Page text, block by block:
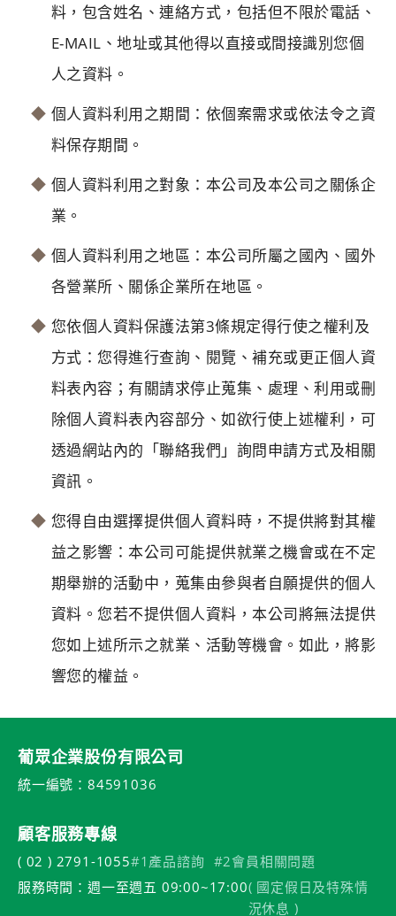
料，包含姓名、連絡方式，包括但不限於電話、
E-MAIL、地址或其他得以直接或間接識別您個
人之資料。
個人資料利用之期間：依個案需求或依法令之資
料保存期間。
個人資料利用之對象：本公司及本公司之關係企
業。
個人資料利用之地區：本公司所屬之國內、國外
各營業所、關係企業所在地區。
您依個人資料保護法第3條規定得行使之權利及
方式：您得進行查詢、閱覽、補充或更正個人資
料表內容；有關請求停止蒐集、處理、利用或刪
除個人資料表內容部分、如欲行使上述權利，可
透過網站內的「聯絡我們」詢問申請方式及相關
資訊。
您得自由選擇提供個人資料時，不提供將對其權
益之影響：本公司可能提供就業之機會或在不定
期舉辦的活動中，蒐集由參與者自願提供的個人
資料。您若不提供個人資料，本公司將無法提供
您如上述所示之就業、活動等機會。如此，將影
響您的權益。
葡眾企業股份有限公司
統一編號：84591036
顧客服務專線
( 02 ) 2791-1055#1產品諮詢 #2會員相關問題
服務時間：週一至週五 09:00~17:00( 國定假日及特殊情
況休息 )